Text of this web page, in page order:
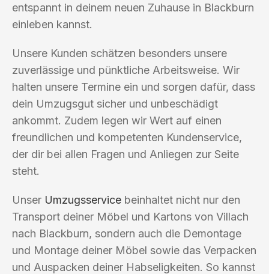
entspannt in deinem neuen Zuhause in Blackburn
einleben kannst.
Unsere Kunden schätzen besonders unsere
zuverlässige und pünktliche Arbeitsweise. Wir
halten unsere Termine ein und sorgen dafür, dass
dein Umzugsgut sicher und unbeschädigt
ankommt. Zudem legen wir Wert auf einen
freundlichen und kompetenten Kundenservice,
der dir bei allen Fragen und Anliegen zur Seite
steht.
Unser Umzugsservice beinhaltet nicht nur den
Transport deiner Möbel und Kartons von Villach
nach Blackburn, sondern auch die Demontage
und Montage deiner Möbel sowie das Verpacken
und Auspacken deiner Habseligkeiten. So kannst